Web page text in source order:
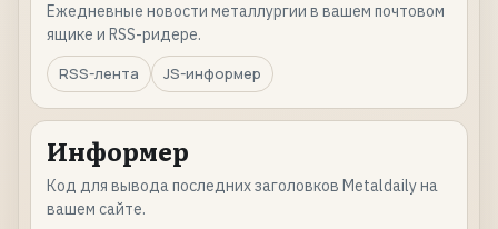
Ежедневные новости металлургии в вашем почтовом
ящике и RSS-ридере.
RSS-лента
JS-информер
Информер
Код для вывода последних заголовков Metaldaily на
вашем сайте.